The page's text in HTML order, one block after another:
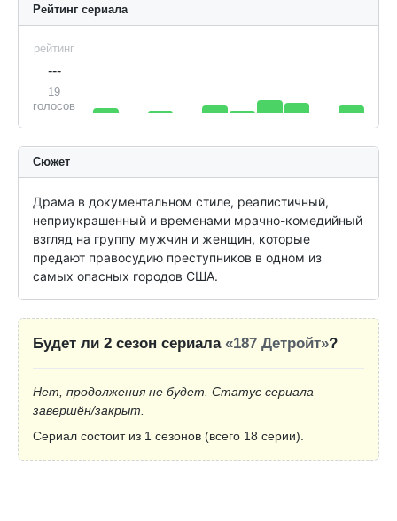
Рейтинг сериала
рейтинг
---
19
голосов
Сюжет
Драма в документальном стиле, реалистичный,
неприукрашенный и временами мрачно-комедийный
взгляд на группу мужчин и женщин, которые
предают правосудию преступников в одном из
самых опасных городов США.
Будет ли 2 сезон сериала «187 Детройт»?
Нет, продолжения не будет. Статус сериала —
завершён/закрыт.
Сериал состоит из 1 сезонов (всего 18 серии).